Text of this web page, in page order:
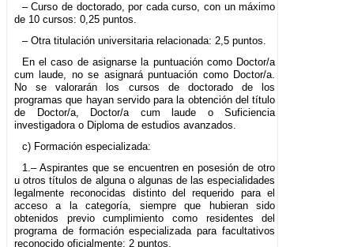
– Curso de doctorado, por cada curso, con un máximo
de 10 cursos: 0,25 puntos.
– Otra titulación universitaria relacionada: 2,5 puntos.
En el caso de asignarse la puntuación como Doctor/a
cum laude, no se asignará puntuación como Doctor/a.
No se valorarán los cursos de doctorado de los
programas que hayan servido para la obtención del título
de Doctor/a, Doctor/a cum laude o Suficiencia
investigadora o Diploma de estudios avanzados.
c) Formación especializada:
1.– Aspirantes que se encuentren en posesión de otro
u otros títulos de alguna o algunas de las especialidades
legalmente reconocidas distinto del requerido para el
acceso a la categoría, siempre que hubieran sido
obtenidos previo cumplimiento como residentes del
programa de formación especializada para facultativos
reconocido oficialmente: 2 puntos.